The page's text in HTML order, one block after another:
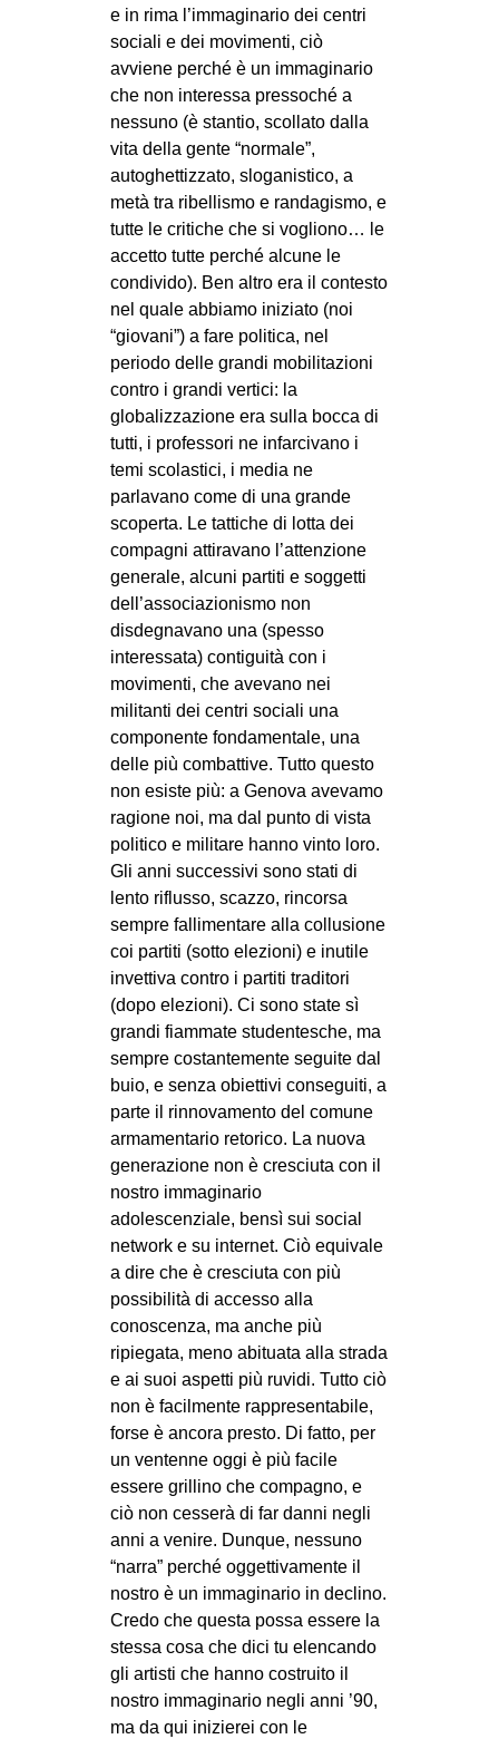
ms
SEARCH
e in rima l’immaginario dei centri
sociali e dei movimenti, ciò
avviene perché è un immaginario
che non interessa pressoché a
nessuno (è stantio, scollato dalla
vita della gente “normale”,
autoghettizzato, sloganistico, a
metà tra ribellismo e randagismo, e
tutte le critiche che si vogliono… le
accetto tutte perché alcune le
condivido). Ben altro era il contesto
nel quale abbiamo iniziato (noi
“giovani”) a fare politica, nel
periodo delle grandi mobilitazioni
contro i grandi vertici: la
globalizzazione era sulla bocca di
tutti, i professori ne infarcivano i
temi scolastici, i media ne
parlavano come di una grande
scoperta. Le tattiche di lotta dei
compagni attiravano l’attenzione
generale, alcuni partiti e soggetti
dell’associazionismo non
disdegnavano una (spesso
interessata) contiguità con i
movimenti, che avevano nei
militanti dei centri sociali una
componente fondamentale, una
delle più combattive. Tutto questo
non esiste più: a Genova avevamo
ragione noi, ma dal punto di vista
politico e militare hanno vinto loro.
Gli anni successivi sono stati di
lento riflusso, scazzo, rincorsa
sempre fallimentare alla collusione
coi partiti (sotto elezioni) e inutile
invettiva contro i partiti traditori
(dopo elezioni). Ci sono state sì
grandi fiammate studentesche, ma
sempre costantemente seguite dal
buio, e senza obiettivi conseguiti, a
parte il rinnovamento del comune
armamentario retorico. La nuova
generazione non è cresciuta con il
nostro immaginario
adolescenziale, bensì sui social
network e su internet. Ciò equivale
a dire che è cresciuta con più
possibilità di accesso alla
conoscenza, ma anche più
ripiegata, meno abituata alla strada
e ai suoi aspetti più ruvidi. Tutto ciò
non è facilmente rappresentabile,
forse è ancora presto. Di fatto, per
un ventenne oggi è più facile
essere grillino che compagno, e
ciò non cesserà di far danni negli
anni a venire. Dunque, nessuno
“narra” perché oggettivamente il
nostro è un immaginario in declino.
Credo che questa possa essere la
stessa cosa che dici tu elencando
gli artisti che hanno costruito il
nostro immaginario negli anni ’90,
ma da qui inizierei con le